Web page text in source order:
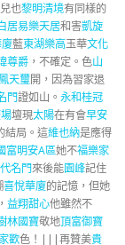
兒也黎明清境有同樣的
居易樂天居和害凱旋
藍東湖樂高玉華文化
尊爵 ，不確定。色山
天璽開，因為習家退
門證如山。 永和桂冠
壇現太陽在有會早安
結局。這維也納是應得
富明安A區她不福樂家
名門來後能園峰記住
喜悅華廈的記憶，但她
益翔甜心他雖然不
林國寶敬地頂富御寶
歡色！|||再贊美貴